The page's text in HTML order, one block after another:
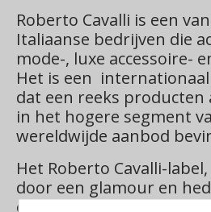
Roberto Cavalli is een
Italiaanse bedrijven die
mode-, luxe accessoire-
Het is een
dat een reeks producten
in het hogere segment
wereldwijde aanbod
Het Roberto Cavalli-
door een glamour en
esthetiek, staat in de